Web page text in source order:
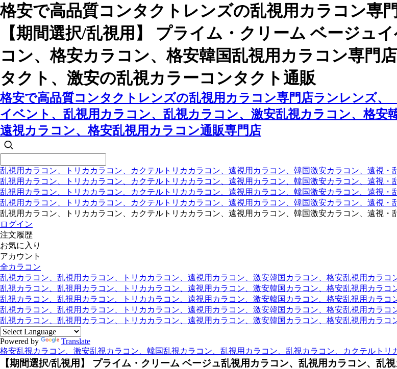
格安で高品質コンタクトレンズの乱視用カラコン専
【期間選択/乱視用】 プライム・クリーム ベージュ
コン、格安カラコン、格安韓国乱視用カラコン専門
タクト、激安の乱視カラーコンタクト通販
格安で高品質コンタクトレンズの乱視用カラコン専門店ランレンズ、
イベント、乱視用カラコン、乱視カラコン、激安乱視カラコン、格安
遠視カラコン、格安乱視用カラコン通販専門店
乱視用カラコン、トリカカラコン、カクテルトリカカラコン、遠視用カラコン、韓国激安カラコン、遠視
乱視用カラコン、トリカカラコン、カクテルトリカカラコン、遠視用カラコン、韓国激安カラコン、遠視・
乱視用カラコン、トリカカラコン、カクテルトリカカラコン、遠視用カラコン、韓国激安カラコン、遠視
乱視用カラコン、トリカカラコン、カクテルトリカカラコン、遠視用カラコン、韓国激安カラコン、遠視
乱視用カラコン、トリカカラコン、カクテルトリカカラコン、遠視用カラコン、韓国激安カラコン、遠視
ログイン
注文履歴
お気に入り
アカウント
全カラコン
乱視カラコン、乱視用カラコン、トリカカラコン、遠視用カラコン、激安韓国カラコン、格安乱視用カラコ
乱視カラコン、乱視用カラコン、トリカカラコン、遠視用カラコン、激安韓国カラコン、格安乱視用カラコ
乱視カラコン、乱視用カラコン、トリカカラコン、遠視用カラコン、激安韓国カラコン、格安乱視用カラコ
乱視カラコン、乱視用カラコン、トリカカラコン、遠視用カラコン、激安韓国カラコン、格安乱視用カラコ
乱視カラコン、乱視用カラコン、トリカカラコン、遠視用カラコン、激安韓国カラコン、格安乱視用カラコ
Powered by
Translate
格安乱視カラコン、激安乱視カラコン、韓国乱視カラコン、乱視用カラコン、乱視カラコン、カクテルト
【期間選択/乱視用】 プライム・クリーム ベージュ乱視用カラコン、 乱視用カラコン、乱